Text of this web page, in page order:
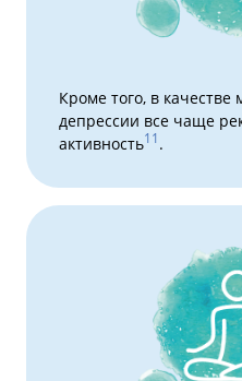
Кроме того, в качестве
депрессии все чаще
активность11.